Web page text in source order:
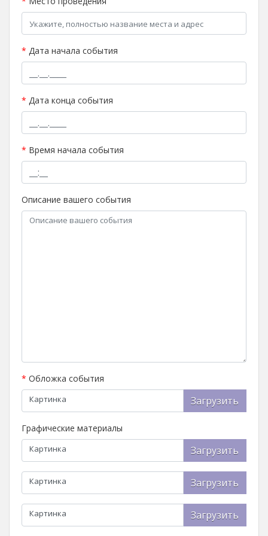
* Дата начала события
* Дата конца события
* Время начала события
Описание вашего события
* Обложка события
Картинка Загрузить
Графические материалы
Картинка Загрузить
Картинка Загрузить
Картинка Загрузить